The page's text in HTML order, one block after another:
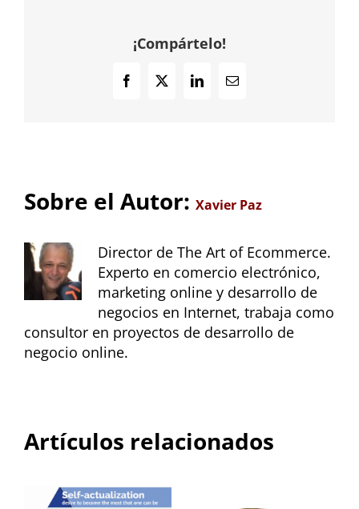
¡Compártelo!
Facebook
X LinkedIn
Sobre el Autor: Xavier Paz
Director de The Art of Ecommerce.
Experto en comercio electrónico,
marketing online y desarrollo de
negocios en Internet, trabaja como
consultor en proyectos de desarrollo de
negocio online.
Artículos relacionados